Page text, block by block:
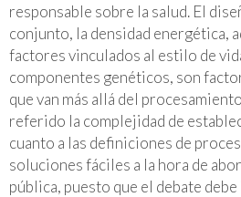
responsable sobre la salud. El
conjunto, la densidad energética,
factores vinculados al estilo de
componentes genéticos, son
que van más allá del
referido la complejidad de
cuanto a las definiciones de
soluciones fáciles a la hora de
pública, puesto que el debate